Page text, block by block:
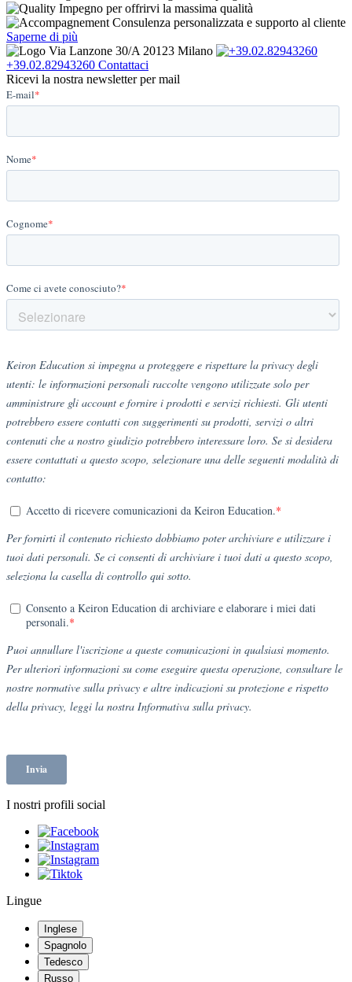
Impegno per offrirvi la massima qualità
Consulenza personalizzata e supporto al cliente
Saperne di più
Via Lanzone 30/A 20123 Milano
+39.02.82943260 Contattaci
Ricevi la nostra newsletter per mail
I nostri profili social
Lingue
Inglese
Spagnolo
Tedesco
Russo